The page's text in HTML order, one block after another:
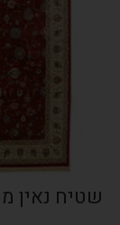
שטיח נאין